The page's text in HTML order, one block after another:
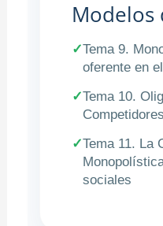
Modelos
✓Tema 9.
oferente en
✓Tema 10.
✓Tema 11. La
sociales